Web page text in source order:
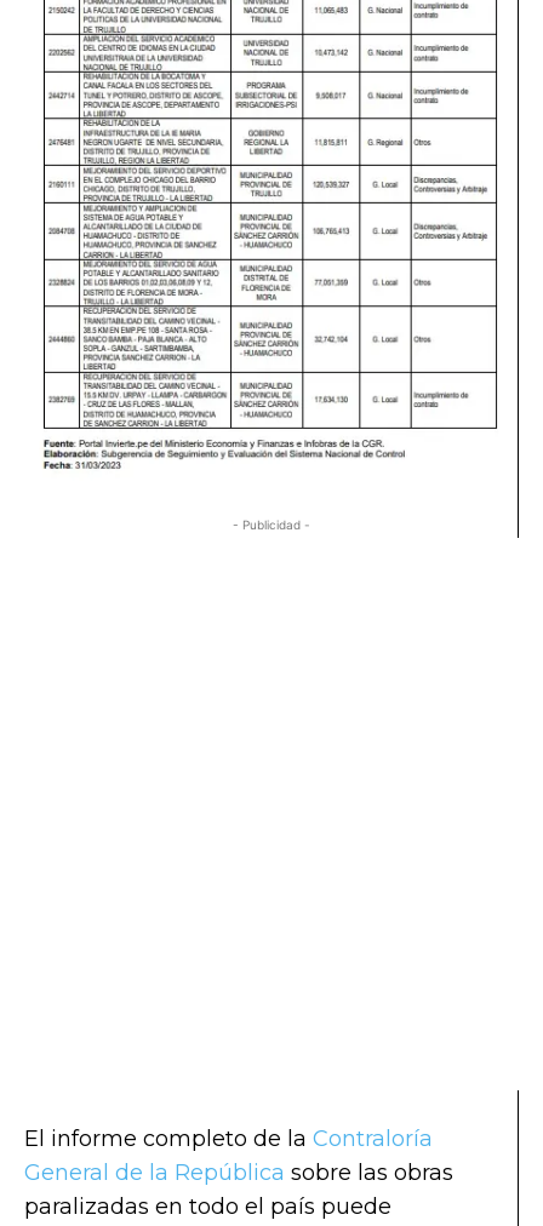
- Publicidad -
El informe completo de la Contraloría
General de la República sobre las obras
paralizadas en todo el país puede